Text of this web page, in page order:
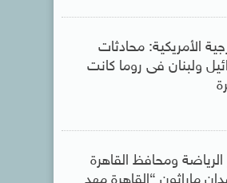
الأمريكية: محادثات
ولبنان فى روما كانت
الرياضة ومحافظ القاهرة